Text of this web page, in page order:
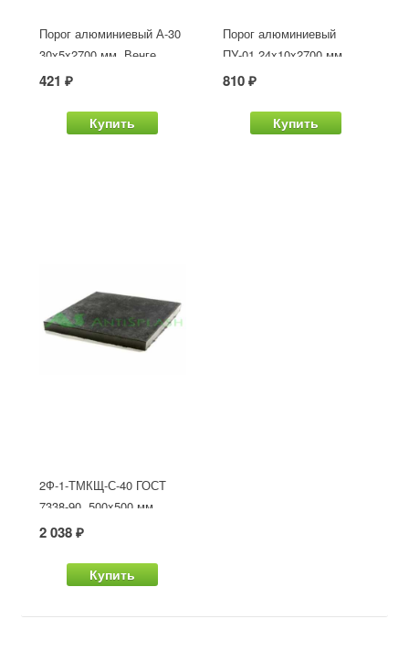
Порог алюминиевый А-30
30х5x2700 мм, Венге
421 ₽
Купить
Порог алюминиевый
ПУ-01 24x10x2700 мм,
окрашенный в черный
810 ₽
Купить
2Ф-1-ТМКЩ-С-40 ГОСТ
7338-90, 500x500 мм
2 038 ₽
Купить